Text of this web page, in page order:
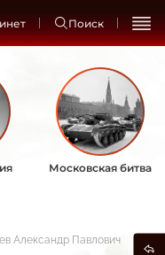
Поиск
Московская битва
Александр Павлович